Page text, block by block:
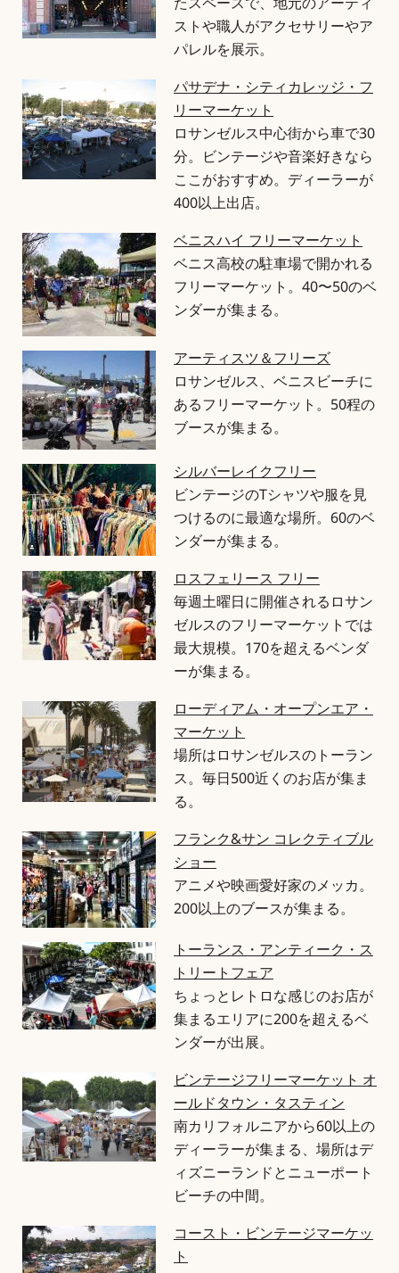
たスペースで、地元のアーティ
ストや職人がアクセサリーやア
パレルを展示。
パサデナ・シティカレッジ・フ
リーマーケット
ロサンゼルス中心街から車で30
分。ビンテージや音楽好きなら
ここがおすすめ。ディーラーが
400以上出店。
ベニスハイ フリーマーケット
ベニス高校の駐車場で開かれる
フリーマーケット。40〜50のベ
ンダーが集まる。
アーティスツ＆フリーズ
ロサンゼルス、ベニスビーチに
あるフリーマーケット。50程の
ブースが集まる。
シルバーレイクフリー
ビンテージのTシャツや服を見
つけるのに最適な場所。60のベ
ンダーが集まる。
ロスフェリース フリー
毎週土曜日に開催されるロサン
ゼルスのフリーマーケットでは
最大規模。170を超えるベンダ
ーが集まる。
ローディアム・オープンエア・
マーケット
場所はロサンゼルスのトーラン
ス。毎日500近くのお店が集ま
る。
フランク&サン コレクティブル
ショー
アニメや映画愛好家のメッカ。
200以上のブースが集まる。
トーランス・アンティーク・ス
トリートフェア
ちょっとレトロな感じのお店が
集まるエリアに200を超えるベ
ンダーが出展。
ビンテージフリーマーケット オ
ールドタウン・タスティン
南カリフォルニアから60以上の
ディーラーが集まる、場所はデ
ィズニーランドとニューポート
ビーチの中間。
コースト・ビンテージマーケッ
ト